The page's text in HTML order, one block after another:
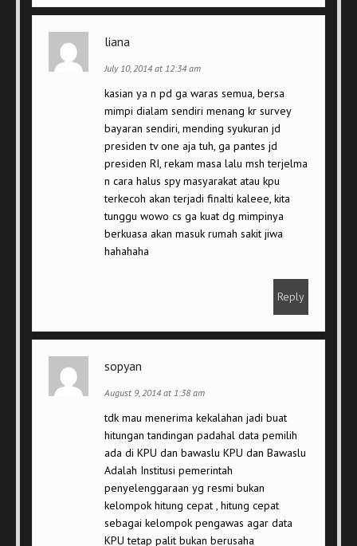
liana
July 10, 2014 at 12:34 am
kasian ya n pd ga waras semua, bersa
mimpi dialam sendiri menang kr survey
bayaran sendiri, mending syukuran jd
presiden tv one aja tuh, ga pantes jd
presiden RI, rekam masa lalu msh terjelma
n cara halus spy masyarakat atau kpu
terkecoh akan terjadi finalti kaleee, kita
tunggu wowo cs ga kuat dg mimpinya
berkuasa akan masuk rumah sakit jiwa
hahahaha
Reply
sopyan
August 9, 2014 at 1:38 am
tdk mau menerima kekalahan jadi buat
hitungan tandingan padahal data pemilih
ada di KPU dan bawaslu KPU dan Bawaslu
Adalah Institusi pemerintah
penyelenggaraan yg resmi bukan
kelompok hitung cepat , hitung cepat
sebagai kelompok pengawas agar data
KPU tetap palit bukan berusaha